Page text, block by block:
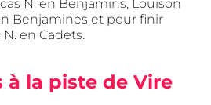
N. en Benjamins, Louison
Benjamines et pour finir
en Cadets.
à la piste de Vire